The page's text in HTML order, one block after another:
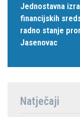
Jednostavna
financijskih
radno stanje
Jasenovac
Natječaji